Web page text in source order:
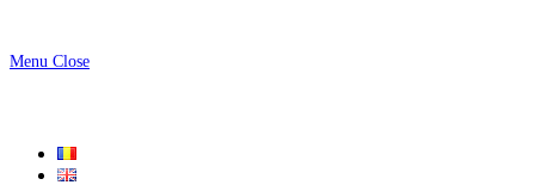
Menu Close